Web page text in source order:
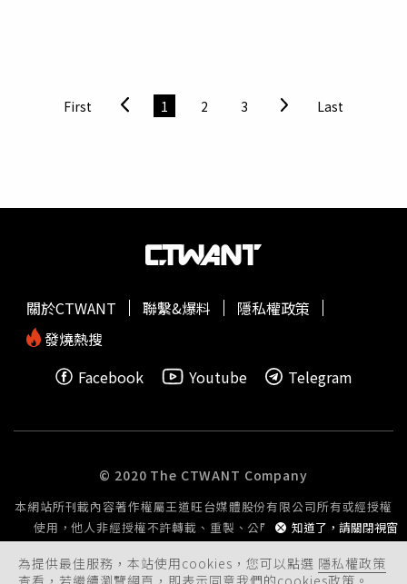
First 1 2 3 Last
為提供最佳服務，本站使用cookies，您可以點選 隱私權政策
查看，若繼續瀏覽網頁，即表示同意我們的cookies政策。
知道了，請關閉視窗
關於CTWANT 聯繫&爆料
隱私權政策
發燒熱搜
Facebook
Youtube Telegram
© 2020 The CTWANT Company
本網站所刊載內容著作權屬王道旺台媒體股份有限公司所有或經授權
使用，他人非經授權不許轉載、重製、公開播送或公開傳輸。